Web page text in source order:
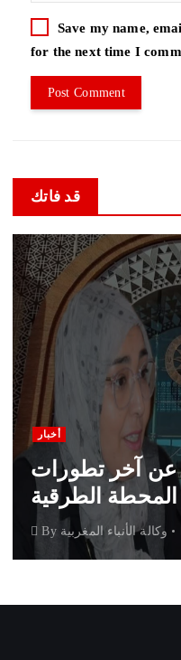
Save my name,
for the next time I
قد فاتك
أخبار
عن آخر تطورات
الطرقية
By وكالة الأنباء المغربية